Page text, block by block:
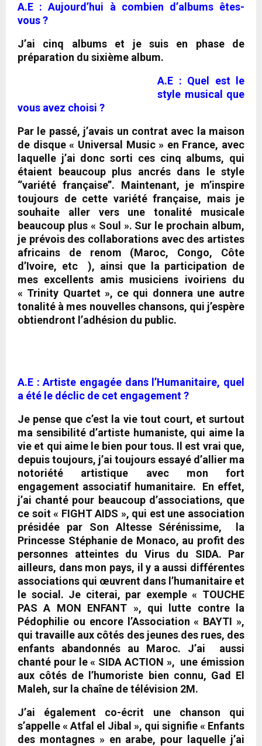
A.E : Aujourd’hui à combien d’albums êtes-
vous ?
J’ai cinq albums et je suis en phase de
préparation du sixième album.
A.E : Quel est le
style musical que
vous avez choisi ?
Par le passé, j’avais un contrat avec la maison
de disque « Universal Music» en France, avec
laquelle j’ai donc sorti ces cinq albums, qui
étaient beaucoup plus ancrés dans le style
‘’variété française’’. Maintenant, je m’inspire
toujours de cette variété française, mais je
souhaite aller vers une tonalité musicale
beaucoup plus « Soul ». Sur le prochain album,
je prévois des collaborations avec des artistes
africains de renom (Maroc, Congo, Côte
d’Ivoire, etc ), ainsi que la participation de
mes excellents amis musiciens ivoiriens du
« Trinity Quartet», ce qui donnera une autre
tonalité à mes nouvelles chansons, qui j’espère
obtiendront l’adhésion du public.
A.E : Artiste engagée dans l’Humanitaire, quel
a été le déclic de cet engagement ?
Je pense que c’est la vie tout court, et surtout
ma sensibilité d’artiste humaniste, qui aime la
vie et qui aime le bien pour tous. Il est vrai que,
depuis toujours, j’ai toujours essayé d’allier ma
notoriété artistique avec mon fort
engagement associatif humanitaire. En effet,
j’ai chanté pour beaucoup d’associations, que
ce soit « FIGHT AIDS », qui est une association
présidée par Son Altesse Sérénissime, la
Princesse Stéphanie de Monaco, au profit des
personnes atteintes du Virus du SIDA. Par
ailleurs, dans mon pays, il y a aussi différentes
associations qui œuvrent dans l’humanitaire et
le social. Je citerai, par exemple « TOUCHE
PAS A MON ENFANT », qui lutte contre la
Pédophilie ou encore l’Association « BAYTI »,
qui travaille aux côtés des jeunes des rues, des
enfants abandonnés au Maroc. J’ai aussi
chanté pour le « SIDA ACTION », une émission
aux côtés de l’humoriste bien connu, Gad El
Maleh, sur la chaîne de télévision 2M.
J’ai également co-écrit une chanson qui
s’appelle « Atfal el Jibal », qui signifie « Enfants
des montagnes» en arabe, pour laquelle j’ai